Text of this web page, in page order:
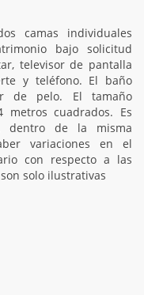
camas individuales
bajo solicitud
televisor de pantalla
y teléfono. El baño
de pelo. El tamaño
cuadrados. Es
dentro de la misma
variaciones en el
con respecto a las
solo ilustrativas